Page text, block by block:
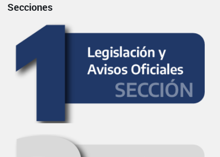
Secciones